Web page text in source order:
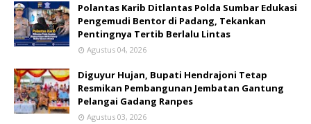
Polantas Karib Ditlantas Polda Sumbar Edukasi
Pengemudi Bentor di Padang, Tekankan
Pentingnya Tertib Berlalu Lintas
Agustus 04, 2026
Diguyur Hujan, Bupati Hendrajoni Tetap
Resmikan Pembangunan Jembatan Gantung
Pelangai Gadang Ranpes
Agustus 03, 2026